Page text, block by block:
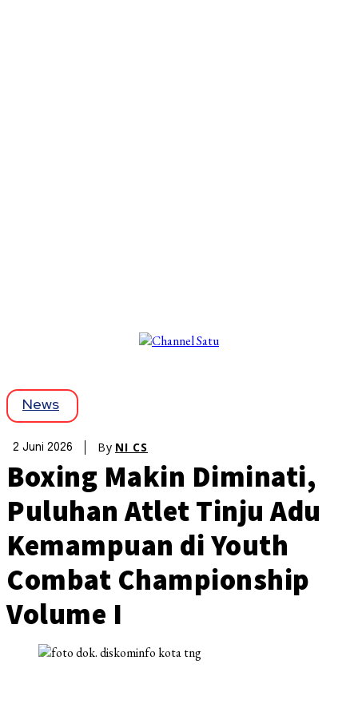
News
2 Juni 2026 By NI CS
Boxing Makin Diminati,
Puluhan Atlet Tinju Adu
Kemampuan di Youth
Combat Championship
Volume I